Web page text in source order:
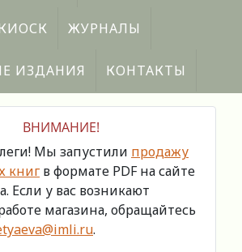
ЖУРНАЛЫ
ИЗДАНИЯ КОНТАКТЫ
ВНИМАНИЕ!
Мы запустили продажу
книг в формате PDF на сайте
Если у вас возникают
магазина, обращайтесь
.